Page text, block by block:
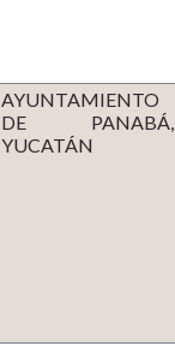
AYUNTAMIENTO
DE PANABÁ,
YUCATÁN